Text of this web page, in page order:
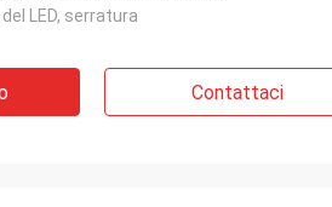
del LED, serratura
Contattaci